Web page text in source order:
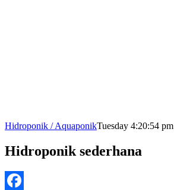
Hidroponik / AquaponikTuesday 4:20:54 pm
Hidroponik sederhana